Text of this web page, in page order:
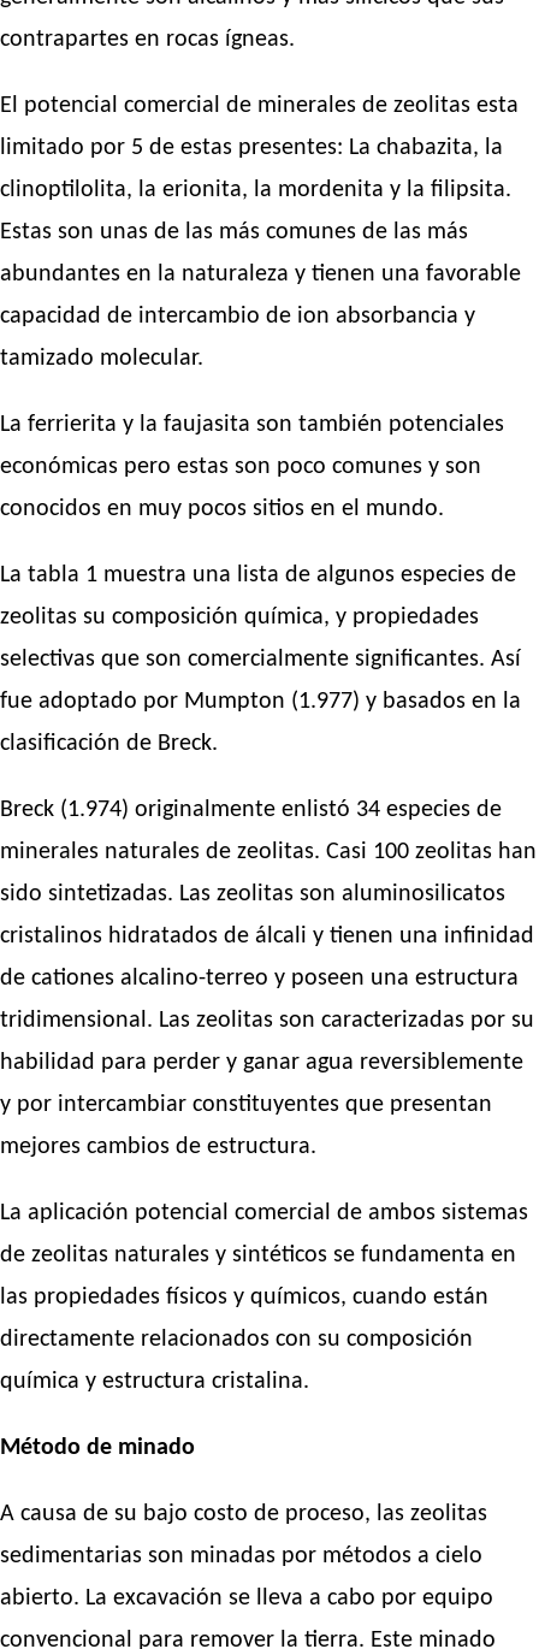
contrapartes en rocas ígneas.
El potencial comercial de minerales de zeolitas esta
limitado por 5 de estas presentes: La chabazita, la
clinoptilolita, la erionita, la mordenita y la filipsita.
Estas son unas de las más comunes de las más
abundantes en la naturaleza y tienen una favorable
capacidad de intercambio de ion absorbancia y
tamizado molecular.
La ferrierita y la faujasita son también potenciales
económicas pero estas son poco comunes y son
conocidos en muy pocos sitios en el mundo.
La tabla 1 muestra una lista de algunos especies de
zeolitas su composición química, y propiedades
selectivas que son comercialmente significantes. Así
fue adoptado por Mumpton (1.977) y basados en la
clasificación de Breck.
Breck (1.974) originalmente enlistó 34 especies de
minerales naturales de zeolitas. Casi 100 zeolitas han
sido sintetizadas. Las zeolitas son aluminosilicatos
cristalinos hidratados de álcali y tienen una infinidad
de cationes alcalino-terreo y poseen una estructura
tridimensional. Las zeolitas son caracterizadas por su
habilidad para perder y ganar agua reversiblemente
y por intercambiar constituyentes que presentan
mejores cambios de estructura.
La aplicación potencial comercial de ambos sistemas
de zeolitas naturales y sintéticos se fundamenta en
las propiedades físicos y químicos, cuando están
directamente relacionados con su composición
química y estructura cristalina.
Método de minado
A causa de su bajo costo de proceso, las zeolitas
sedimentarias son minadas por métodos a cielo
abierto. La excavación se lleva a cabo por equipo
convencional para remover la tierra. Este minado